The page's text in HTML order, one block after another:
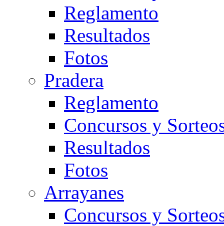
Reglamento
Resultados
Fotos
Pradera
Reglamento
Concursos y
Resultados
Fotos
Arrayanes
Concursos y